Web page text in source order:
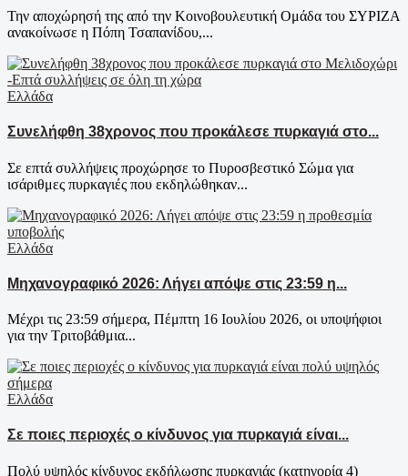
Την αποχώρησή της από την Κοινοβουλευτική Ομάδα του ΣΥΡΙΖΑ
ανακοίνωσε η Πόπη Τσαπανίδου,...
Ελλάδα
Συνελήφθη 38χρονος που προκάλεσε πυρκαγιά στο...
Σε επτά συλλήψεις προχώρησε το Πυροσβεστικό Σώμα για
ισάριθμες πυρκαγιές που εκδηλώθηκαν...
Ελλάδα
Μηχανογραφικό 2026: Λήγει απόψε στις 23:59 η...
Μέχρι τις 23:59 σήμερα, Πέμπτη 16 Ιουλίου 2026, οι υποψήφιοι
για την Τριτοβάθμια...
Ελλάδα
Σε ποιες περιοχές ο κίνδυνος για πυρκαγιά είναι...
Πολύ υψηλός κίνδυνος εκδήλωσης πυρκαγιάς (κατηγορία 4)